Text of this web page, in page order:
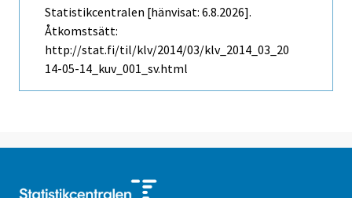
Statistikcentralen [hänvisat: 6.8.2026].
Åtkomstsätt:
http://stat.fi/til/klv/2014/03/klv_2014_03_20
14-05-14_kuv_001_sv.html